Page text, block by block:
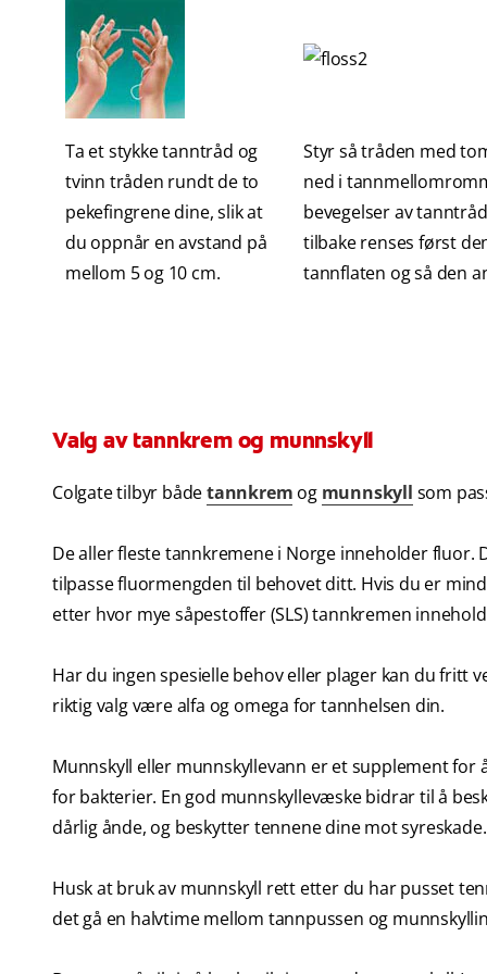
Ta et stykke tanntråd og
tvinn tråden rundt de to
pekefingrene dine, slik at
du oppnår en avstand på
mellom 5 og 10 cm.
Styr så tråden med
ned i
bevegelser av
tilbake renses først
tannflaten og så den
Valg av tannkrem og munnskyll
Colgate tilbyr bådetannkrem og munnskyll som
De aller fleste tannkremene i Norge inneholder
tilpasse fluormengden til behovet ditt. Hvis du er
etter hvor mye såpestoffer (SLS) tannkremen
Har du ingen spesielle behov eller plager kan du fritt
riktig valg være alfa og omega for tannhelsen din.
Munnskyll eller munnskyllevann er et supplement
for bakterier. En god munnskyllevæske bidrar til å
dårlig ånde, og beskytter tennene dine mot syreskade.
Husk at bruk av munnskyll rett etter du har pusset
det gå en halvtime mellom tannpussen og